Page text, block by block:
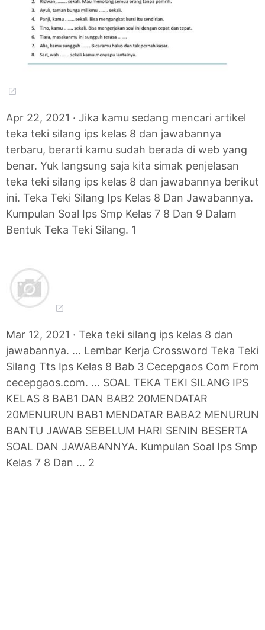
Apr 22, 2021 · Jika kamu sedang mencari artikel
teka teki silang ips kelas 8 dan jawabannya
terbaru, berarti kamu sudah berada di web yang
benar. Yuk langsung saja kita simak penjelasan
teka teki silang ips kelas 8 dan jawabannya berikut
ini. Teka Teki Silang Ips Kelas 8 Dan Jawabannya.
Kumpulan Soal Ips Smp Kelas 7 8 Dan 9 Dalam
Bentuk Teka Teki Silang. 1
Mar 12, 2021 · Teka teki silang ips kelas 8 dan
jawabannya. ... Lembar Kerja Crossword Teka Teki
Silang Tts Ips Kelas 8 Bab 3 Cecepgaos Com From
cecepgaos.com. ... SOAL TEKA TEKI SILANG IPS
KELAS 8 BAB1 DAN BAB2 20MENDATAR
20MENURUN BAB1 MENDATAR BABA2 MENURUN
BANTU JAWAB SEBELUM HARI SENIN BESERTA
SOAL DAN JAWABANNYA. Kumpulan Soal Ips Smp
Kelas 7 8 Dan … 2